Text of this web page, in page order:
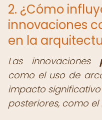
2. ¿Cómo
innovaciones
en la
Las innovaciones
como el uso de
impacto
posteriores, como